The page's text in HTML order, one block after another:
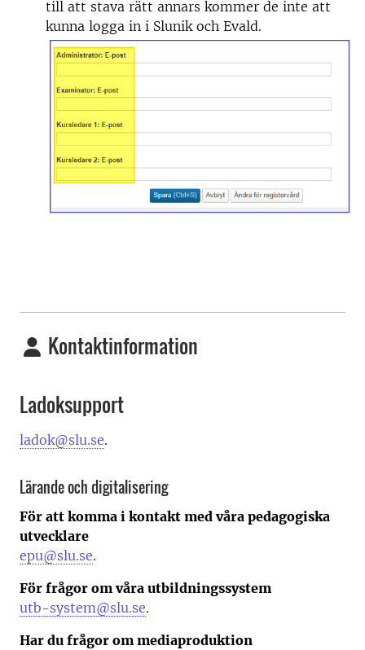
till att stava rätt annars kommer de inte att
kunna logga in i Slunik och Evald.
Kontaktinformation
Ladoksupport
ladok@slu.se.
Lärande och digitalisering
För att komma i kontakt med våra pedagogiska
utvecklare
epu@slu.se.
För frågor om våra utbildningssystem
utb-system@slu.se.
Har du frågor om mediaproduktion